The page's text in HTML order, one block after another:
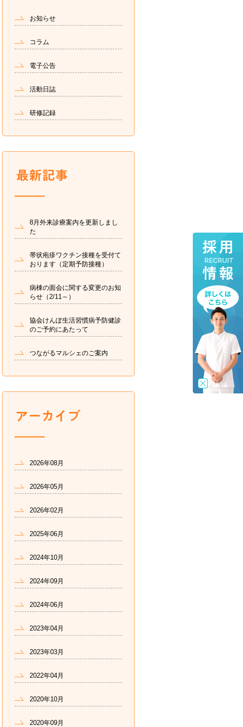
お知らせ
コラム
電子公告
活動日誌
研修記録
8月外来診療案内を更新しまし
た
帯状疱疹ワクチン接種を受付て
おります（定期予防接種）
病棟の面会に関する変更のお知
らせ（2/11～）
協会けんぽ生活習慣病予防健診
のご予約にあたって
つながるマルシェのご案内
2026年08月
2026年05月
2026年02月
2025年06月
2024年10月
2024年09月
2024年06月
2023年04月
2023年03月
2022年04月
2020年10月
2020年09月